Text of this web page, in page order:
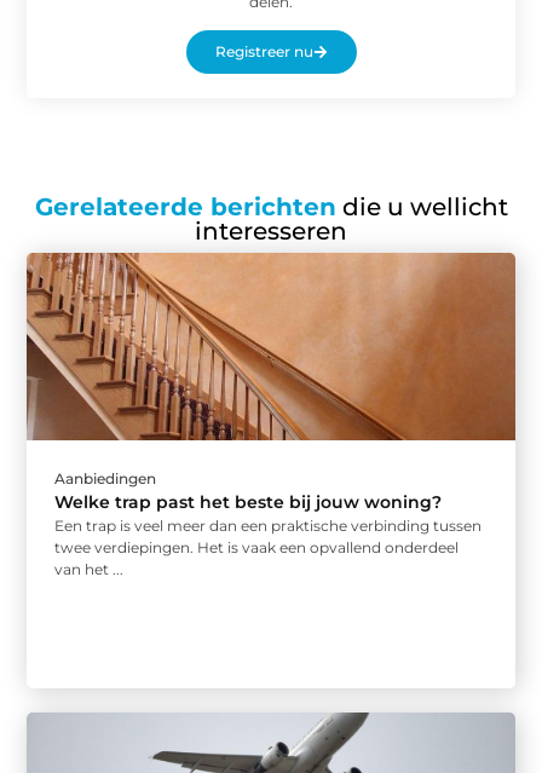
Registreer nu
Gerelateerde berichten die u wellicht
interesseren
Aanbiedingen
Welke trap past het beste bij jouw woning?
Een trap is veel meer dan een praktische verbinding tussen
twee verdiepingen. Het is vaak een opvallend onderdeel
van het ...